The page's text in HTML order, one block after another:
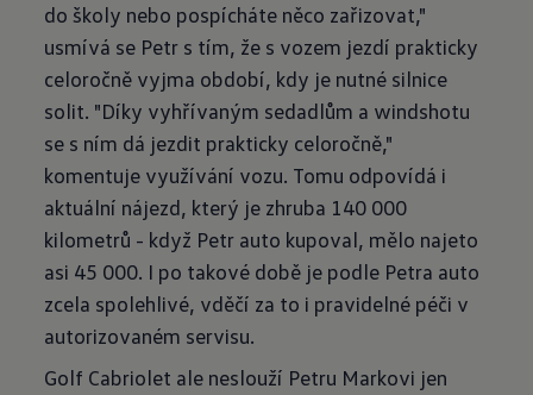
do školy nebo pospícháte něco zařizovat,"
usmívá se Petr s tím, že s vozem jezdí prakticky
celoročně vyjma období, kdy je nutné silnice
solit. "Díky vyhřívaným sedadlům a windshotu
se s ním dá jezdit prakticky celoročně,"
komentuje využívání vozu. Tomu odpovídá i
aktuální nájezd, který je zhruba 140 000
kilometrů - když Petr auto kupoval, mělo najeto
asi 45 000. I po takové době je podle Petra auto
zcela spolehlivé, vděčí za to i pravidelné péči v
autorizovaném servisu.
Golf Cabriolet ale neslouží Petru Markovi jen